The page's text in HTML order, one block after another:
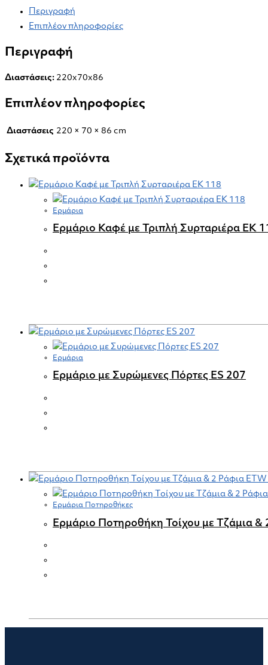
Περιγραφή
Επιπλέον πληροφορίες
Περιγραφή
Διαστάσεις: 220x70x86
Επιπλέον πληροφορίες
Διαστάσεις 220 × 70 × 86 cm
Σχετικά προϊόντα
Ερμάρια
Ερμάριο Καφέ με Τριπλή Συρταριέρα EK
Ερμάρια
Ερμάριο με Συρώμενες Πόρτες ES 207
Ερμάρια Ποτηροθήκες
Ερμάριο Ποτηροθήκη Τοίχου με Τζάμια &